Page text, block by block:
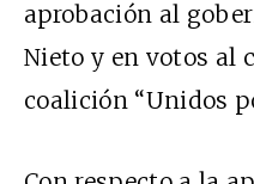
aprobación al
Nieto y en votos al
coalición “Unidos